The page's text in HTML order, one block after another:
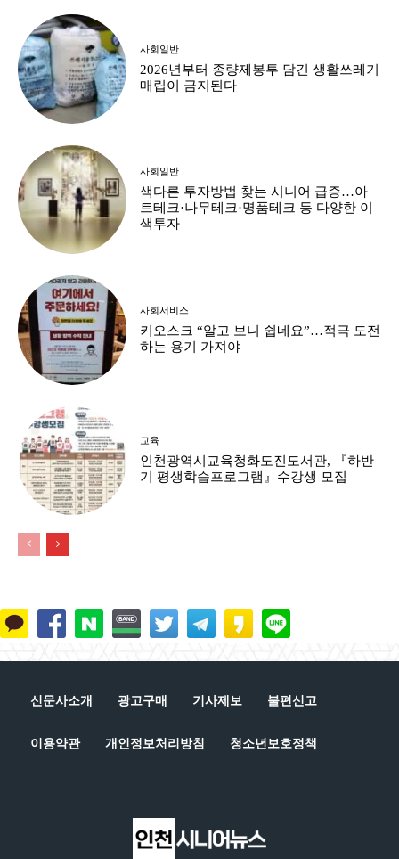
사회일반
2026년부터 종량제봉투 담긴 생활쓰레기
매립이 금지된다
사회일반
색다른 투자방법 찾는 시니어 급증…아
트테크·나무테크·명품테크 등 다양한 이
색투자
사회서비스
키오스크 “알고 보니 쉽네요”…적극 도전
하는 용기 가져야
교육
인천광역시교육청화도진도서관, 『하반
기 평생학습프로그램』수강생 모집
신문사소개 광고구매 기사제보 불편신고
이용약관 개인정보처리방침 청소년보호정책